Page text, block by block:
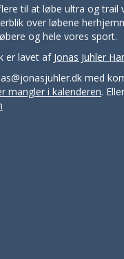
til at løbe ultra og trail
over løbene
og hele vores sport.
er lavet af Jonas Juhler
med
mangler i kalenderen.